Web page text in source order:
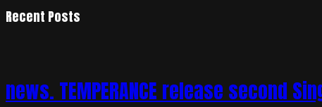
Recent Posts
news. TEMPERANCE release second